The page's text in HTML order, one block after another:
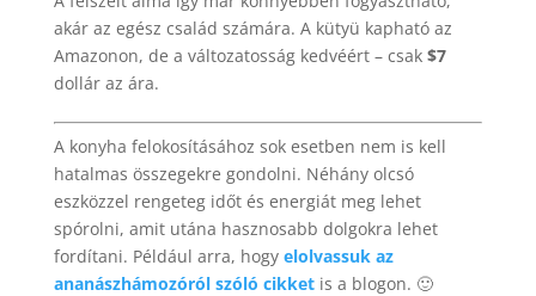
akár az egész család számára. A kütyü kapható az
Amazonon, de a változatosság kedvéért – csak $7
dollár az ára.
A konyha felokosításához sok esetben nem is kell
hatalmas összegekre gondolni. Néhány olcsó
eszközzel rengeteg időt és energiát meg lehet
spórolni, amit utána hasznosabb dolgokra lehet
fordítani. Például arra, hogy elolvassuk az
ananászhámozóról szóló cikketis a blogon. 🙂